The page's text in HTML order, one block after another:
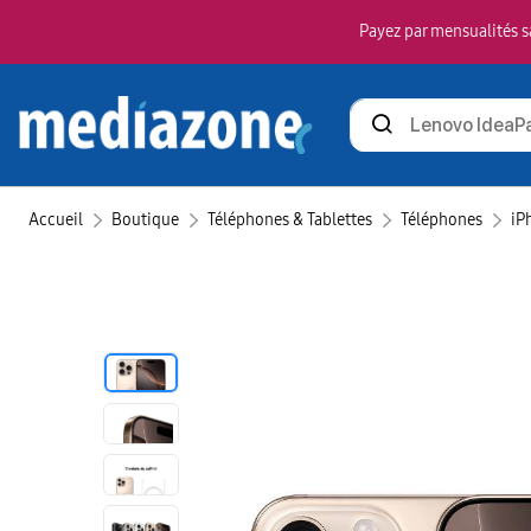
Payez par
Rechercher
des
Accueil Boutique Téléphones & Tablettes Téléphones